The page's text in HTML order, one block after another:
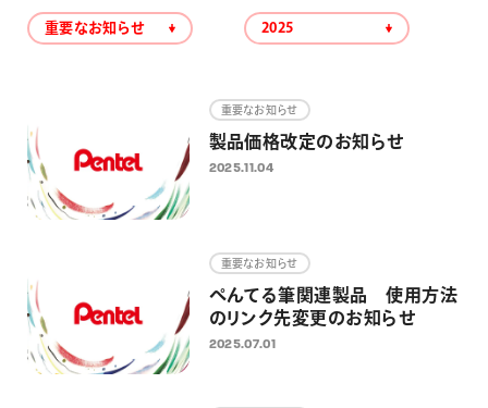
ブラッシュ（筆）
採用情報
運営会社
重要なお知らせ 2025
重要なお知らせ
製品価格改定のお知らせ
2025.11.04
重要なお知らせ
ぺんてる筆関連製品 使用方法
のリンク先変更のお知らせ
2025.07.01